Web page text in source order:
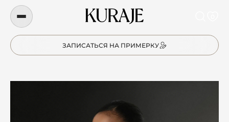
ЗАПИСАТЬСЯ НА ПРИМЕРКУ